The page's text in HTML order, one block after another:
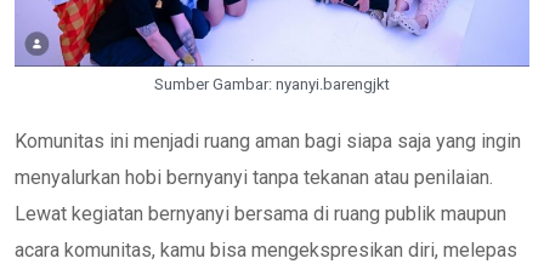
Sumber Gambar: nyanyi.barengjkt
Komunitas ini menjadi ruang aman bagi siapa saja yang ingin
menyalurkan hobi bernyanyi tanpa tekanan atau penilaian.
Lewat kegiatan bernyanyi bersama di ruang publik maupun
acara komunitas, kamu bisa mengekspresikan diri, melepas